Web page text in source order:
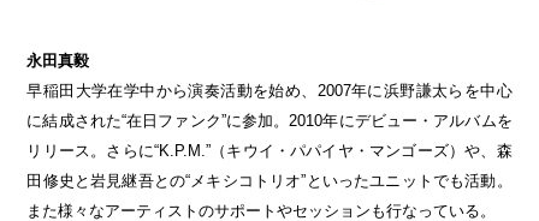
永田真毅
早稲田大学在学中から演奏活動を始め、2007年に浜野謙太らを中心
に結成された“在日ファンク”に参加。2010年にデビュー・アルバムを
リリース。さらに“K.P.M.”（キウイ・パパイヤ・マンゴーズ）や、森
田修史と岩見継吾との“メキシコトリオ”といったユニットでも活動。
また様々なアーティストのサポートやセッションも行なっている。